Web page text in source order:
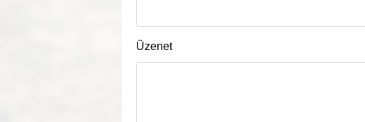
Üzenet